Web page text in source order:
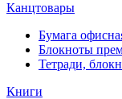
Канцтовары
Бумага
Блокноты
Тетради,
Книги